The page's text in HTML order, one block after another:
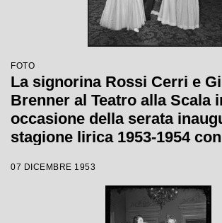
FOTO
La signorina Rossi Cerri e
Brenner al Teatro alla Scala
occasione della serata
stagione lirica 1953-1954
Carlo Maria Giulini, con la
Tatiana Pavlova
07 DICEMBRE 1953